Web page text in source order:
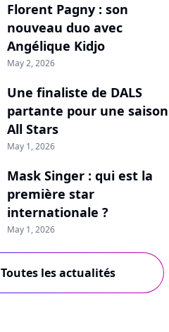
Florent Pagny : son
nouveau duo avec
Angélique Kidjo
May 2, 2026
Une finaliste de DALS
partante pour une saison
All Stars
May 1, 2026
Mask Singer : qui est la
première star
internationale ?
May 1, 2026
Toutes les actualités